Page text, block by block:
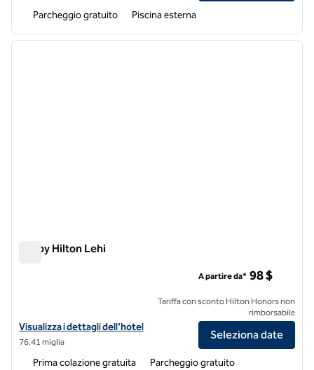
Parcheggio gratuito Piscina esterna
1 di 12
Tru by Hilton Lehi
Visualizza i dettagli dell'hotel Tru by Hilton Lehi
Visualizza i dettagli dell'hotel
76,41 miglia
A partire da* 98 $
Tariffa con sconto Hilton Honors non
rimborsabile
Seleziona date
Prima colazione gratuita
Parcheggio gratuito